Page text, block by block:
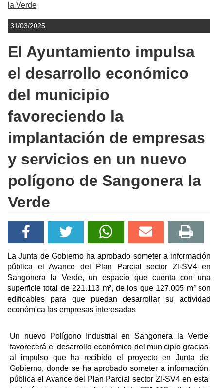
la Verde
31/03/2025
El Ayuntamiento impulsa
el desarrollo económico
del municipio
favoreciendo la
implantación de empresas
y servicios en un nuevo
polígono de Sangonera la
Verde
La Junta de Gobierno ha aprobado someter a información
pública el Avance del Plan Parcial sector ZI-SV4 en
Sangonera la Verde, un espacio que cuenta con una
superficie total de 221.113 m², de los que 127.005 m² son
edificables para que puedan desarrollar su actividad
económica las empresas interesadas
Un nuevo Polígono Industrial en Sangonera la Verde
favorecerá el desarrollo económico del municipio gracias
al impulso que ha recibido el proyecto en Junta de
Gobierno, donde se ha aprobado someter a información
pública el Avance del Plan Parcial sector ZI-SV4 en esta